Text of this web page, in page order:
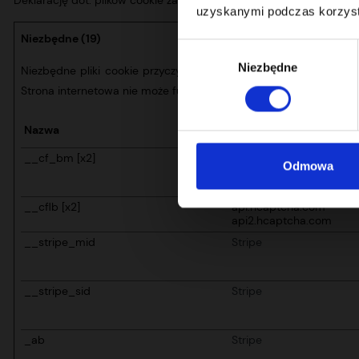
uzyskanymi podczas
Niezbędne
Odmowa
Niezbędne (19)
Niezbędne pliki cookie przyczyniają się do użyteczności
Strona internetowa nie może funkcjonować poprawnie bez tych
Nazwa Dostawca
__cf_bm [x2]
hcaptcha.com
__cflb [x2]
api.hcaptcha.com
api2.hcaptcha.com
__stripe_mid Stripe
__stripe_sid Stripe
_ab Stripe